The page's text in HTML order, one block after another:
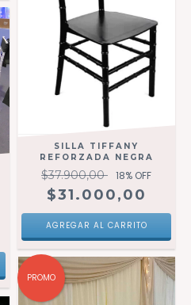
SILLA TIFFANY
REFORZADA NEGRA
$37.900,00 18% OFF
$31.000,00
PROMO